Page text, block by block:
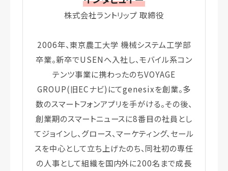
株式会社ラントリップ 取締役
2006年、東京農工大学 機械システム工学部
卒業。新卒でUSENへ入社し、モバイル系コン
テンツ事業に携わったのちVOYAGE
GROUP(旧ECナビ)にてgenesixを創業。多
数のスマートフォンアプリを手がける。その後、
創業期のスマートニュースに8番目の社員とし
てジョインし、グロース、マーケティング、セール
スを中心として立ち上げたのち、同社初の専任
の人事として組織を国内外に200名まで成長